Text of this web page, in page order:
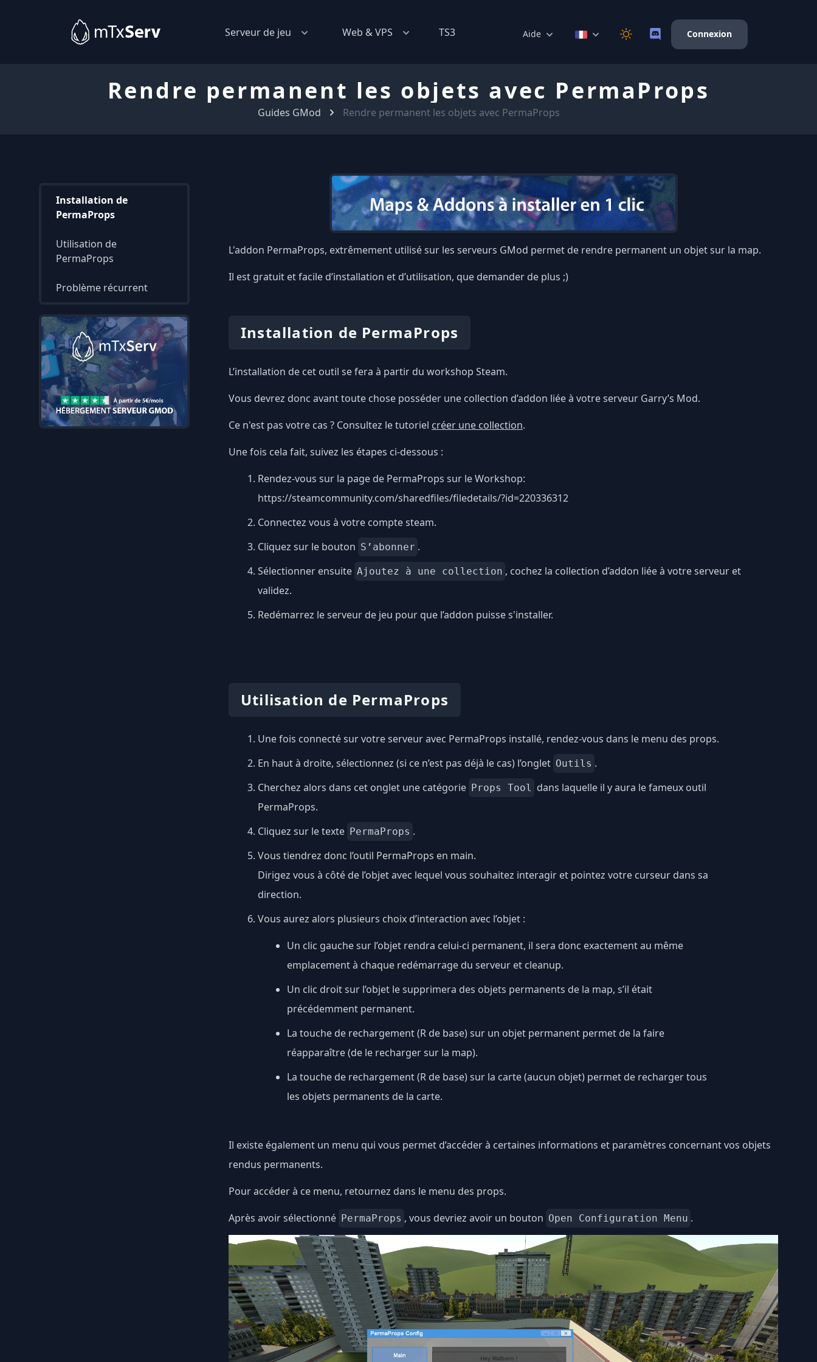
Serveur de jeu Web & VPS TS3 Aide Connexion
Rendre permanent les objets avec PermaProps
Guides GMod Rendre permanent les objets avec PermaProps
Installation de
PermaProps
Utilisation de
PermaProps
Problème récurrent
L'addon PermaProps, extrêmement utilisé sur les serveurs GMod permet de rendre permanent un objet sur la map.
Il est gratuit et facile d’installation et d’utilisation, que demander de plus ;)
Installation de PermaProps
L’installation de cet outil se fera à partir du workshop Steam.
Vous devrez donc avant toute chose posséder une collection d’addon liée à votre serveur Garry’s Mod.
Ce n'est pas votre cas ? Consultez le tutoriel créer une collection.
Une fois cela fait, suivez les étapes ci-dessous :
Rendez-vous sur la page de PermaProps sur le Workshop:
https://steamcommunity.com/sharedfiles/filedetails/?id=220336312
Connectez vous à votre compte steam.
Cliquez sur le bouton S’abonner .
Sélectionner ensuite Ajoutez à une collection , cochez la collection d’addon liée à votre serveur et
validez.
Redémarrez le serveur de jeu pour que l’addon puisse s'installer.
Utilisation de PermaProps
Une fois connecté sur votre serveur avec PermaProps installé, rendez-vous dans le menu des props.
En haut à droite, sélectionnez (si ce n’est pas déjà le cas) l’onglet Outils .
Cherchez alors dans cet onglet une catégorie Props Tool dans laquelle il y aura le fameux outil
PermaProps.
Cliquez sur le texte PermaProps .
Vous tiendrez donc l’outil PermaProps en main.
Dirigez vous à côté de l’objet avec lequel vous souhaitez interagir et pointez votre curseur dans sa
direction.
Vous aurez alors plusieurs choix d’interaction avec l’objet :
Un clic gauche sur l’objet rendra celui-ci permanent, il sera donc exactement au même
emplacement à chaque redémarrage du serveur et cleanup.
Un clic droit sur l’objet le supprimera des objets permanents de la map, s’il était
précédemment permanent.
La touche de rechargement (R de base) sur un objet permanent permet de la faire
réapparaître (de le recharger sur la map).
La touche de rechargement (R de base) sur la carte (aucun objet) permet de recharger tous
les objets permanents de la carte.
Il existe également un menu qui vous permet d’accéder à certaines informations et paramètres concernant vos objets
rendus permanents.
Pour accéder à ce menu, retournez dans le menu des props.
Après avoir sélectionné PermaProps , vous devriez avoir un bouton Open Configuration Menu .